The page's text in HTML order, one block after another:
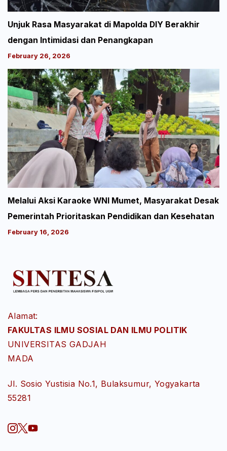
Unjuk Rasa Masyarakat di Mapolda DIY Berakhir
dengan Intimidasi dan Penangkapan
February 26, 2026
Melalui Aksi Karaoke WNI Mumet, Masyarakat Desak
Pemerintah Prioritaskan Pendidikan dan Kesehatan
February 16, 2026
Alamat:
FAKULTAS ILMU SOSIAL DAN ILMU POLITIK
UNIVERSITAS GADJAH
MADA
Jl. Sosio Yustisia No.1, Bulaksumur, Yogyakarta
55281